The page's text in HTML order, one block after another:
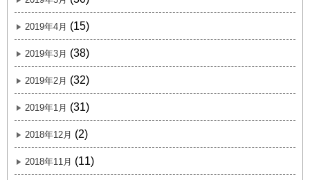
2019年4月 (15)
2019年3月 (38)
2019年2月 (32)
2019年1月 (31)
2018年12月 (2)
2018年11月 (11)